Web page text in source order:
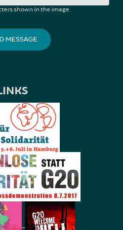
shown in the image.